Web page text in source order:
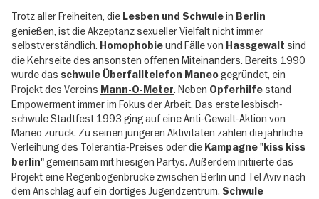
Trotz aller Freiheiten, die Lesben und Schwulein Berlin
genießen, ist die Akzeptanz sexueller Vielfalt nicht immer
selbstverständlich. Homophobieund Fälle von Hassgewalt sind
die Kehrseite des ansonsten offenen Miteinanders. Bereits 1990
wurde das schwule Überfalltelefon Maneogegründet, ein
Projekt des Vereins Mann-O-Meter. Neben Opferhilfe stand
Empowerment immer im Fokus der Arbeit. Das erste lesbisch-
schwule Stadtfest 1993 ging auf eine Anti-Gewalt-Aktion von
Maneo zurück. Zu seinen jüngeren Aktivitäten zählen die jährliche
Verleihung des Tolerantia-Preises oder die Kampagne "kiss kiss
berlin"gemeinsam mit hiesigen Partys. Außerdem initiierte das
Projekt eine Regenbogenbrücke zwischen Berlin und Tel Aviv nach
dem Anschlag auf ein dortiges Jugendzentrum. Schwule